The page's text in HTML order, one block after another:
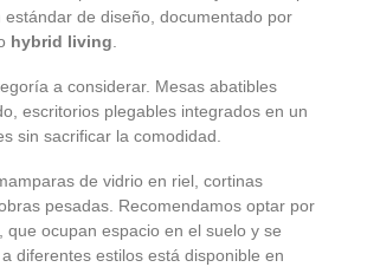
de diseño, documentado por
hybrid living
a considerar. Mesas abatibles
escritorios plegables integrados en un
sin sacrificar la comodidad.
de vidrio en riel, cortinas
pesadas. Recomendamos optar por
ocupan espacio en el suelo y se
diferentes estilos está disponible en